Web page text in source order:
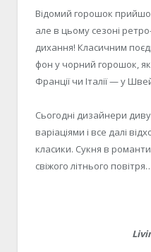
Відомий горошок
але в цьому сезоні
дихання! Класичним
фон у чорний горошок,
Франції чи Італії — у
Сьогодні дизайнери
варіаціями і все далі
класики. Сукня в
свіжого літнього